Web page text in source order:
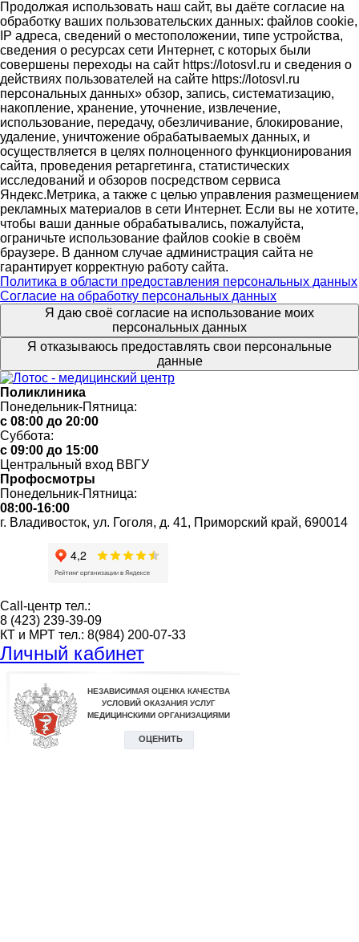
Продолжая использовать наш сайт, вы даёте согласие на
обработку ваших пользовательских данных: файлов cookie,
IP адреса, сведений о местоположении, типе устройства,
сведения о ресурсах сети Интернет, с которых были
совершены переходы на сайт https://lotosvl.ru и сведения о
действиях пользователей на сайте https://lotosvl.ru
персональных данных» обзор, запись, систематизацию,
накопление, хранение, уточнение, извлечение,
использование, передачу, обезличивание, блокирование,
удаление, уничтожение обрабатываемых данных, и
осуществляется в целях полноценного функционирования
сайта, проведения ретаргетинга, статистических
исследований и обзоров посредством сервиса
Яндекс.Метрика, а также с целью управления размещением
рекламных материалов в сети Интернет. Если вы не хотите,
чтобы ваши данные обрабатывались, пожалуйста,
ограничьте использование файлов cookie в своём
браузере. В данном случае администрация сайта не
гарантирует корректную работу сайта.
Политика в области предоставления персональных данных
Согласие на обработку персональных данных
Я даю своё согласие на использование моих
персональных данных
Я отказываюсь предоставлять свои персональные
данные
Поликлиника
Понедельник-Пятница:
с 08:00 до 20:00
Суббота:
с 09:00 до 15:00
Центральный вход ВВГУ
Профосмотры
Понедельник-Пятница:
08:00-16:00
г. Владивосток, ул. Гоголя, д. 41, Приморский край, 690014
Call-центр тел.:
8 (423) 239-39-09
КТ и МРТ тел.: 8(984) 200-07-33
Личный кабинет